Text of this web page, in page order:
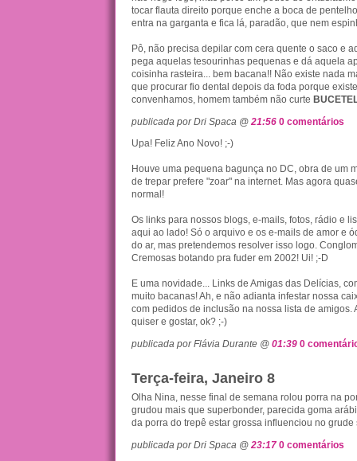
tocar flauta direito porque enche a boca de
entra na garganta e fica lá, paradão, que nem
Pô, não precisa depilar com cera quente o saco e
pega aquelas tesourinhas pequenas e dá aquela
coisinha rasteira... bem bacana!! Não existe nada
que procurar fio dental depois da foda porque
convenhamos, homem também não curte
publicada por Dri Spaca @ 21:56 0 comentários
Upa! Feliz Ano Novo! ;-)
Houve uma pequena bagunça no DC, obra de um
de trepar prefere "zoar" na internet. Mas agora
normal!
Os links para nossos blogs, e-mails, fotos, rádio e
aqui ao lado! Só o arquivo e os e-mails de amor e
do ar, mas pretendemos resolver isso logo.
Cremosas botando pra fuder em 2002! Ui! ;-D
E uma novidade... Links de Amigas das Delícias,
muito bacanas! Ah, e não adianta infestar nossa
com pedidos de inclusão na nossa lista de amigos.
quiser e gostar, ok? ;-)
publicada por Flávia Durante @ 01:39 0
Terça-feira, Janeiro 8
Olha Nina, nesse final de semana rolou porra na
grudou mais que superbonder, parecida goma
da porra do trepê estar grossa influenciou no grude
publicada por Dri Spaca @ 23:17 0 comentários